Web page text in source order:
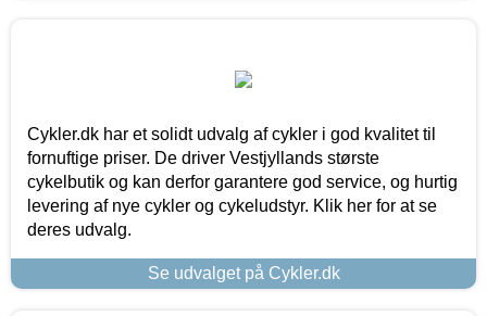
Cykler.dk har et solidt udvalg af cykler i god kvalitet til
fornuftige priser. De driver Vestjyllands største
cykelbutik og kan derfor garantere god service, og hurtig
levering af nye cykler og cykeludstyr. Klik her for at se
deres udvalg.
Se udvalget på Cykler.dk